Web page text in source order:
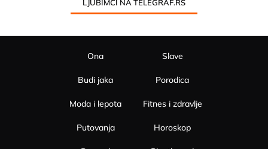
LJUBIMCI NA TELEGRAF.RS
Ona
Budi jaka
Moda i lepota
Slave
Porodica
Fitnes i zdravlje
Putovanja Horoskop